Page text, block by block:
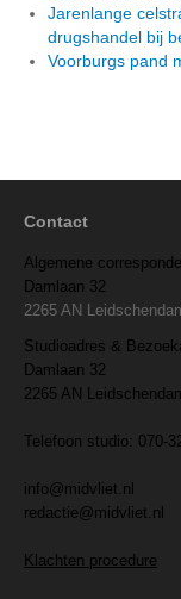
Jarenlange
drugshandel bij
Voorburgs pand
Contact
Algemene
Damlaan 32
2265 AN
Studioadres &
Damlaan 32
2265 AN
Telefoon studio: 070-
info@midvliet.nl
redactie@midvliet.nl
Klachten procedure